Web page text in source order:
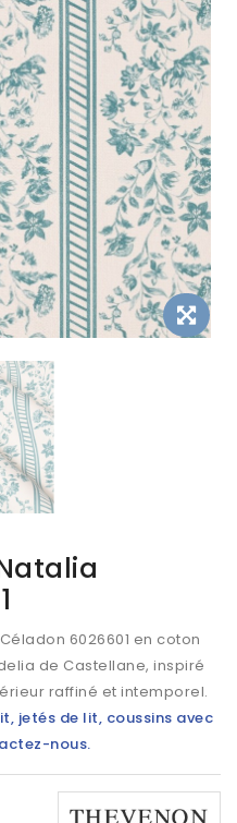
6026601 en coton
de Castellane, inspiré
raffiné et intemporel.
jetés de lit, coussins avec
nous.